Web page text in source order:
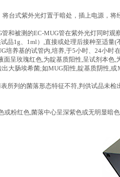
台式紫外光灯置于暗处，插上电源，
和被测的EC-MUG管在紫外光灯同时
品1g、1ml）,直接或处理后接种至适
培养基的试管内,培养,于5小时、24小时
呈玫瑰红色,为靛基质阳性,呈试剂本色
大肠埃希菌;如MUG阳性,靛基质阴性,
所列的菌落形态特征不符,判供试品未
或粉红色,菌落中心呈深紫色或无明显暗